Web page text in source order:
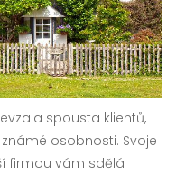
spousta klientů,
osobnosti. Svoje
firmou vám sdělá